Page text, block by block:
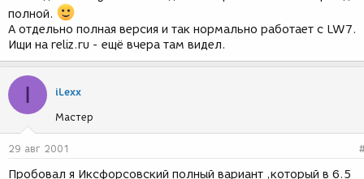
полной.
А отдельно полная версия и так нормально работает c LW7.
Ищи на reliz.ru - ещё вчера там видел.
I iLexx
Мастер
29 авг 2001
Пробовал я Иксфорсовский полный вариант ,который в 6.5